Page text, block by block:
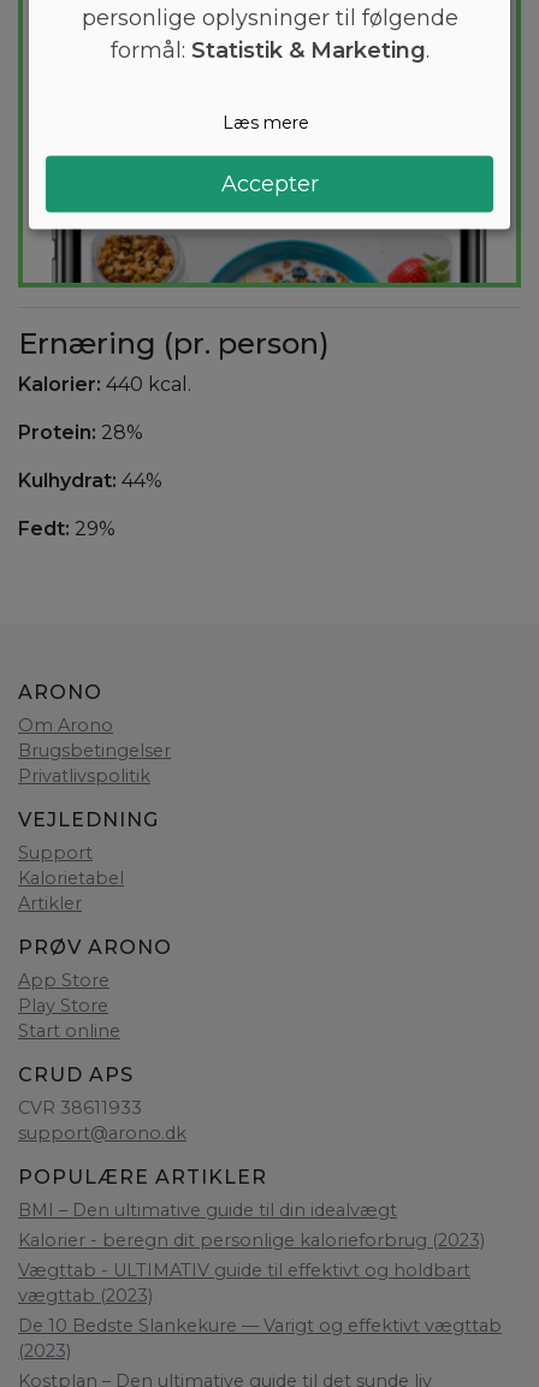
Ernæring (pr. person)
Kalorier: 440 kcal.
Protein: 28%
Kulhydrat: 44%
Fedt: 29%
ARONO
Om Arono
Brugsbetingelser
Privatlivspolitik
VEJLEDNING
Support
Kalorietabel
Artikler
PRØV ARONO
App Store
Play Store
Start online
CRUD APS
CVR 38611933
support@arono.dk
POPULÆRE ARTIKLER
BMI – Den ultimative guide til din idealvægt
Kalorier - beregn dit personlige kalorieforbrug (2023)
Vægttab - ULTIMATIV guide til effektivt og holdbart
vægttab (2023)
De 10 Bedste Slankekure — Varigt og effektivt vægttab
(2023)
Kostplan – Den ultimative guide til det sunde liv
personlige oplysninger til følgende
formål: Statistik & Marketing.
Læs mere
Accepter